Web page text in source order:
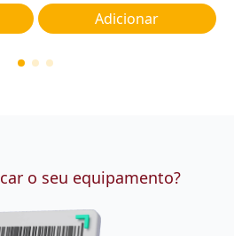
Adicionar
o seu equipamento?